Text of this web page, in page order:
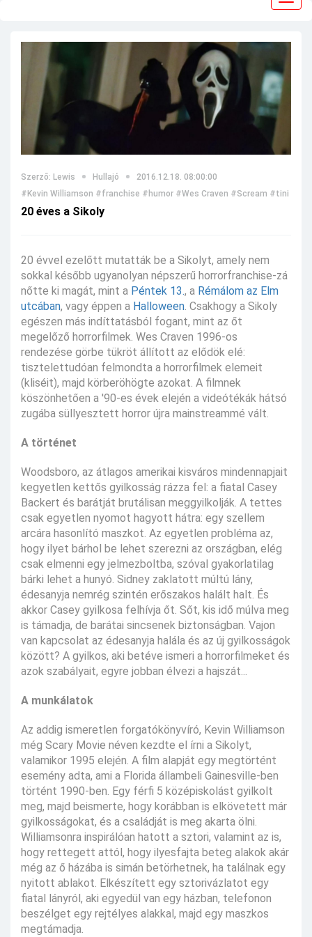
Szerző: Lewis Hullajó
2016.12.18. 08:00:00
#Kevin Williamson #franchise #humor #Wes Craven #Scream #tini
20 éves a Sikoly
20 évvel ezelőtt mutatták be a Sikolyt, amely nem
sokkal később ugyanolyan népszerű horrorfranchise-zá
nőtte ki magát, mint a Péntek 13., a Rémálom az Elm
utcában, vagy éppen a Halloween. Csakhogy a Sikoly
egészen más indíttatásból fogant, mint az őt
megelőző horrorfilmek. Wes Craven 1996-os
rendezése görbe tükröt állított az elődök elé:
tisztelettudóan felmondta a horrorfilmek elemeit
(kliséit), majd körberöhögte azokat. A filmnek
köszönhetően a '90-es évek elején a videótékák hátsó
zugába süllyesztett horror újra mainstreammé vált.
A történet
Woodsboro, az átlagos amerikai kisváros mindennapjait
kegyetlen kettős gyilkosság rázza fel: a fiatal Casey
Backert és barátját brutálisan meggyilkolják. A tettes
csak egyetlen nyomot hagyott hátra: egy szellem
arcára hasonlító maszkot. Az egyetlen probléma az,
hogy ilyet bárhol be lehet szerezni az országban, elég
csak elmenni egy jelmezboltba, szóval gyakorlatilag
bárki lehet a hunyó. Sidney zaklatott múltú lány,
édesanyja nemrég szintén erőszakos halált halt. És
akkor Casey gyilkosa felhívja őt. Sőt, kis idő múlva meg
is támadja, de barátai sincsenek biztonságban. Vajon
van kapcsolat az édesanyja halála és az új gyilkosságok
között? A gyilkos, aki betéve ismeri a horrorfilmeket és
azok szabályait, egyre jobban élvezi a hajszát...
A munkálatok
Az addig ismeretlen forgatókönyvíró, Kevin Williamson
még Scary Movie néven kezdte el írni a Sikolyt,
valamikor 1995 elején. A film alapját egy megtörtént
esemény adta, ami a Florida állambeli Gainesville-ben
történt 1990-ben. Egy férfi 5 középiskolást gyilkolt
meg, majd beismerte, hogy korábban is elkövetett már
gyilkosságokat, és a családját is meg akarta ölni.
Williamsonra inspirálóan hatott a sztori, valamint az is,
hogy rettegett attól, hogy ilyesfajta beteg alakok akár
még az ő házába is simán betörhetnek, ha találnak egy
nyitott ablakot. Elkészített egy sztorivázlatot egy
fiatal lányról, aki egyedül van egy házban, telefonon
beszélget egy rejtélyes alakkal, majd egy maszkos
megtámadja.